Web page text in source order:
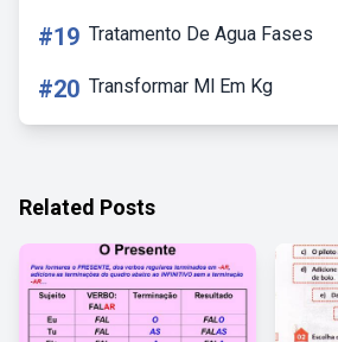
#19 Tratamento De Agua Fases
#20 Transformar Ml Em Kg
Related Posts